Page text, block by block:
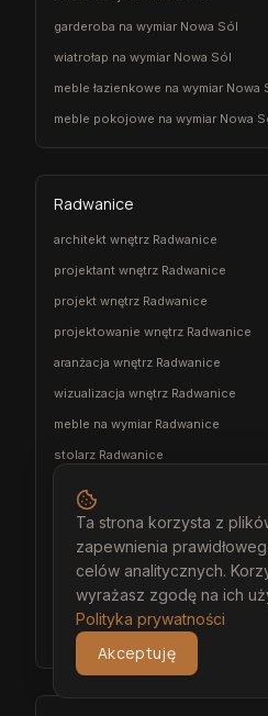
garderoba na wymiar Nowa Sól
wiatrołap na wymiar Nowa Sól
meble łazienkowe na wymiar Nowa
meble pokojowe na wymiar Nowa
Radwanice
architekt wnętrz Radwanice
projektant wnętrz Radwanice
projekt wnętrz Radwanice
projektowanie wnętrz Radwanice
aranżacja wnętrz Radwanice
wizualizacja wnętrz Radwanice
meble na wymiar Radwanice
stolarz Radwanice
szafa na wymiar Radwanice
garderoba na wymiar Radwanice
wiatrołap na wymiar Radwanice
meble łazienkowe na wymiar
meble pokojowe na wymiar
Ta strona korzysta z
zapewnienia
celów analitycznych.
wyrażasz zgodę na ich
Polityka prywatności
Akceptuję